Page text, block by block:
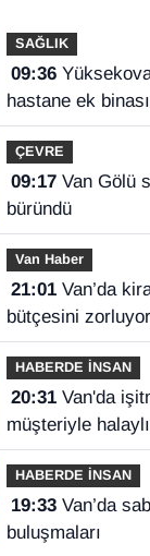
SAĞLIK
09:36Yüksekova'da 100 yataklı
hastane ek
ÇEVRE
09:17Van Gölü sahili yeşile
büründü
Van Haber
21:01Van’da kira fiyatları emekli
bütçesini zorluyor
HABERDE İNSAN
20:31Van'da işitme engelli
müşteriyle
gülümsetti
HABERDE İNSAN
19:33Van’da sabah namazı
buluşmaları